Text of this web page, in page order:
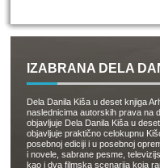
IZABRANA DELA
Dela Danila Kiša u deset knjiga
naslednicima autorskih prava na
objavljuje Dela Danila Kiša u
objavljuje praktično celokupnu
posebnoj ediciji i u posebnoj
i novele, sabrane pesme,
kao i dva filmska scenarija koja